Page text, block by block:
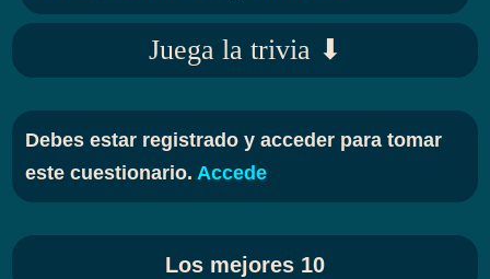
Juega la trivia ⬇
Debes estar registrado y acceder para tomar
este cuestionario.Accede
Los mejores 10